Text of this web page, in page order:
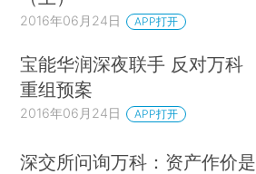
2016年06月24日 APP打开
宝能华润深夜联手 反对万科
重组预案
2016年06月24日 APP打开
深交所问询万科：资产作价是